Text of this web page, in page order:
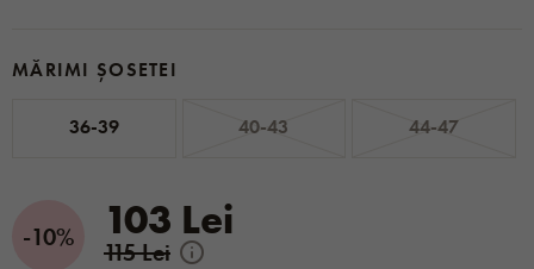
MĂRIMI ȘOSETEI
36-39 40-43 44-47
-10% 103 Lei
115 Lei